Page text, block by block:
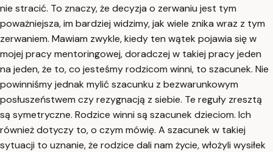
nie stracić. To znaczy, że decyzja o zerwaniu jest tym
poważniejsza, im bardziej widzimy, jak wiele znika wraz z tym
zerwaniem. Mawiam zwykle, kiedy ten wątek pojawia się w
mojej pracy mentoringowej, doradczej w takiej pracy jeden
na jeden, że to, co jesteśmy rodzicom winni, to szacunek. Nie
powinniśmy jednak mylić szacunku z bezwarunkowym
posłuszeństwem czy rezygnacją z siebie. Te reguły zresztą
są symetryczne. Rodzice winni są szacunek dzieciom. Ich
również dotyczy to, o czym mówię. A szacunek w takiej
sytuacji to uznanie, że rodzice dali nam życie, włożyli wysiłek